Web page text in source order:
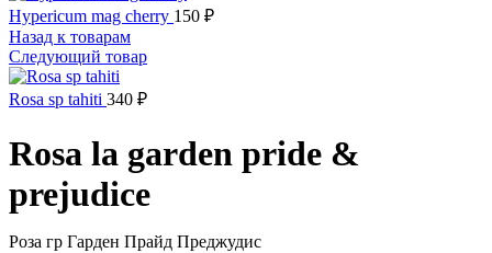
Hypericum mag cherry 150 ₽
Назад к товарам
Следующий товар
Rosa sp tahiti 340 ₽
Rosa la garden pride &
prejudice
Роза гр Гарден Прайд Преджудис